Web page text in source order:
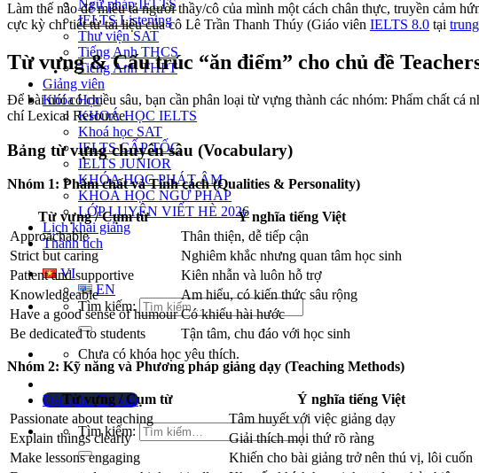
Ngữ pháp IELTS
IELTS Listening
Thư viện SAT
Tiếng Anh THCS
Tiếng Anh THPT
Giảng viên
Khóa Học
KHOÁ HỌC IELTS
Khoá học SAT
IELTS CẤP TỐC
IELTS JUNIOR
KHÓA HỌC PHÁT ÂM
KHOÁ HỌC NGỮ PHÁP
LỚP LUYỆN VIẾT HÈ 2026
Lịch khai giảng
Thành tích
VI
EN
Tìm kiếm:
Chưa có khóa học yêu thích.
Đặt lịch / Tư vấn
Tìm kiếm:
Làm thế nào để miêu tả người thầy/cô của mình một cách chân thực, truyền cảm
cực kỳ chi tiết từ tài liệu của cô Lê Trần Thanh Thúy (Giáo viên IELTS 8.0 tại
Từ vựng & Cấu trúc “ăn điểm” cho chủ đề
Để bài nói có chiều sâu, bạn cần phân loại từ vựng thành các nhóm: Phẩm chất
chí Lexical Resource.
Bảng từ vựng chuyên sâu (Vocabulary)
Nhóm 1: Phẩm chất và Tính cách (Qualities & Personality)
Từ vựng / Cụm từ
Ý nghĩa tiếng Việt
Approachable
Thân thiện, dễ tiếp cận
Strict but caring
Nghiêm khắc nhưng quan tâm học sinh
Patient and supportive
Kiên nhẫn và luôn hỗ trợ
Knowledgeable
Am hiểu, có kiến thức sâu rộng
Have a good sense of humour Có khiếu hài hước
Be dedicated to students
Tận tâm, chu đáo với học sinh
Nhóm 2: Kỹ năng và Phương pháp giảng dạy (Teaching Methods)
Từ vựng / Cụm từ
Ý nghĩa tiếng Việt
Passionate about teaching
Tâm huyết với việc giảng dạy
Explain things clearly
Giải thích mọi thứ rõ ràng
Make lessons engaging
Khiến cho bài giảng trở nên thú vị, lôi cuốn